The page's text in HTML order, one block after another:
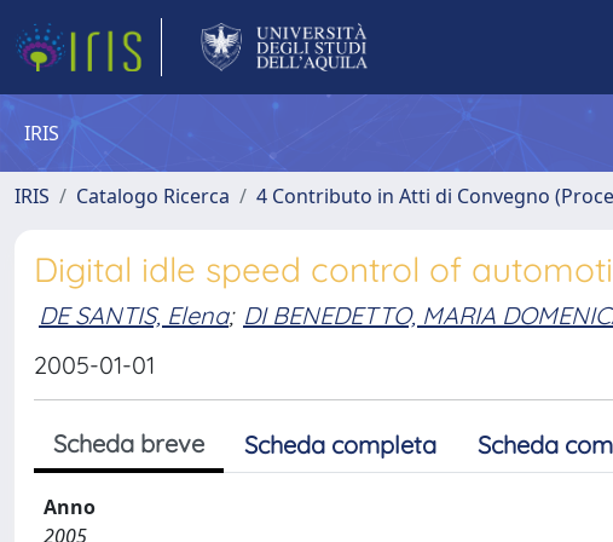
IRIS
IRIS Catalogo Ricerca 4 Contributo in Atti di Convegno
Digital idle speed control of
DE SANTIS, Elena; DI BENEDETTO, MARIA
2005-01-01
Scheda breve Scheda completa Scheda
Anno
2005